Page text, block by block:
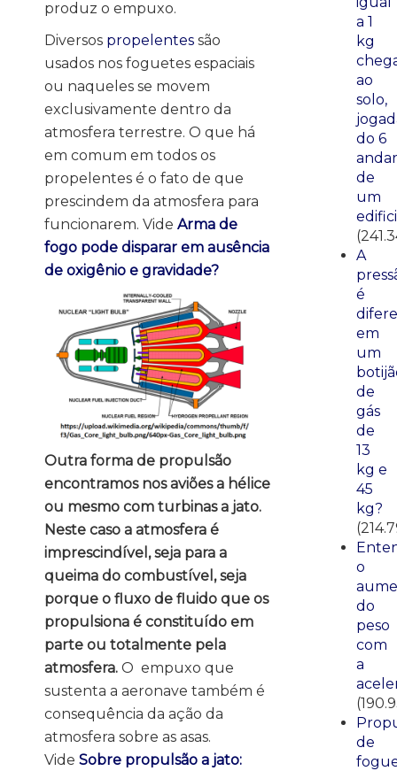
produz o empuxo.
Diversos propelentes são
usados nos foguetes espaciais
ou naqueles se movem
exclusivamente dentro da
atmosfera terrestre. O que há
em comum em todos os
propelentes é o fato de que
prescindem da atmosfera para
funcionarem. Vide Arma de
fogo pode disparar em ausência
de oxigênio e gravidade?
Outra forma de propulsão
encontramos nos aviões a hélice
ou mesmo com turbinas a jato.
Neste caso a atmosfera é
imprescindível, seja para a
queima do combustível, seja
porque o fluxo de fluido que os
propulsiona é constituído em
parte ou totalmente pela
atmosfera. O empuxo que
sustenta a aeronave também é
consequência da ação da
atmosfera sobre as asas.
Vide Sobre propulsão a jato:
a 1
kg
ao
solo,
do 6
andar
de
um
A
é
em
um
de
gás
de
13
kg e
45
kg?
o
do
peso
com
a
de